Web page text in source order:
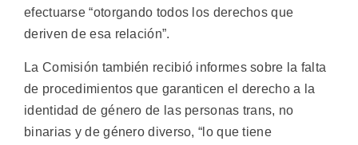
efectuarse “otorgando todos los derechos que
deriven de esa relación”.
La Comisión también recibió informes sobre la falta
de procedimientos que garanticen el derecho a la
identidad de género de las personas trans, no
binarias y de género diverso, “lo que tiene